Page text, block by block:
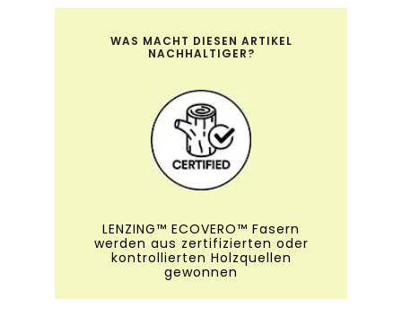
WAS MACHT DIESEN ARTIKEL
NACHHALTIGER?
LENZING™ ECOVERO™ Fasern
werden aus zertifizierten oder
kontrollierten Holzquellen
gewonnen